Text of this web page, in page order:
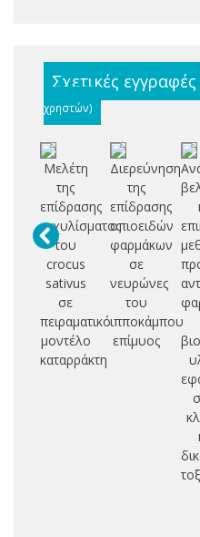
Σχετικές εγγραφές
χρηστών)
Μελέτη
της
επίδρασης
εκχυλίσματος
του
crocus
sativus
σε
πειραματικό
μοντέλο
καταρράκτη
Διερεύνηση
της
επίδρασης
οπιοειδών
φαρμάκων
σε
νευρώνες
του
ιπποκάμπου
επίμυος